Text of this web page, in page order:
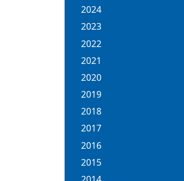
2024
2023
2022
2021
2020
2019
2018
2017
2016
2015